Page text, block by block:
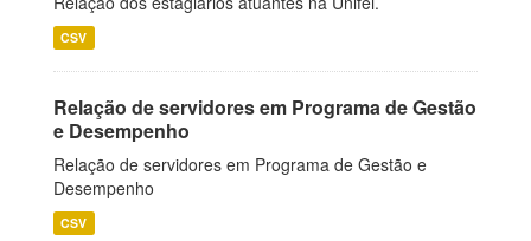
CSV
Relação de servidores em Programa de Gestão
e Desempenho
Relação de servidores em Programa de Gestão e
Desempenho
CSV